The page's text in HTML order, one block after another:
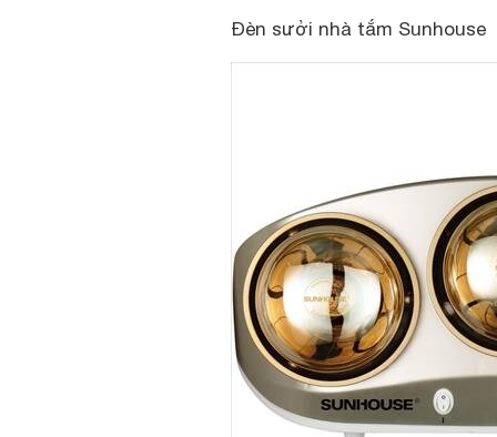
Đèn sưởi nhà tắm Sunhouse